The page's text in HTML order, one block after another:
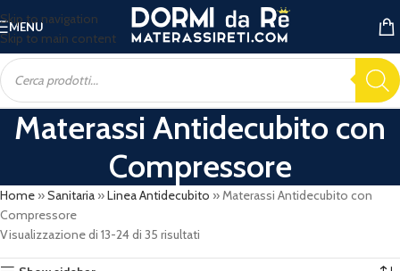
Skip to navigation
Skip to main content
MENU
Materassi Antidecubito con
Compressore
Home »Sanitaria »Linea Antidecubito »Materassi Antidecubito con
Compressore
Visualizzazione di 13-24 di 35 risultati